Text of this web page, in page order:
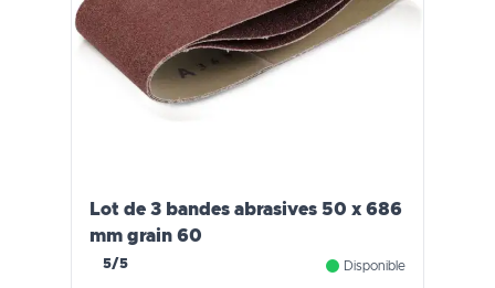
Lot de 3 bandes abrasives 50 x 686
mm grain 60
5/5 Disponible